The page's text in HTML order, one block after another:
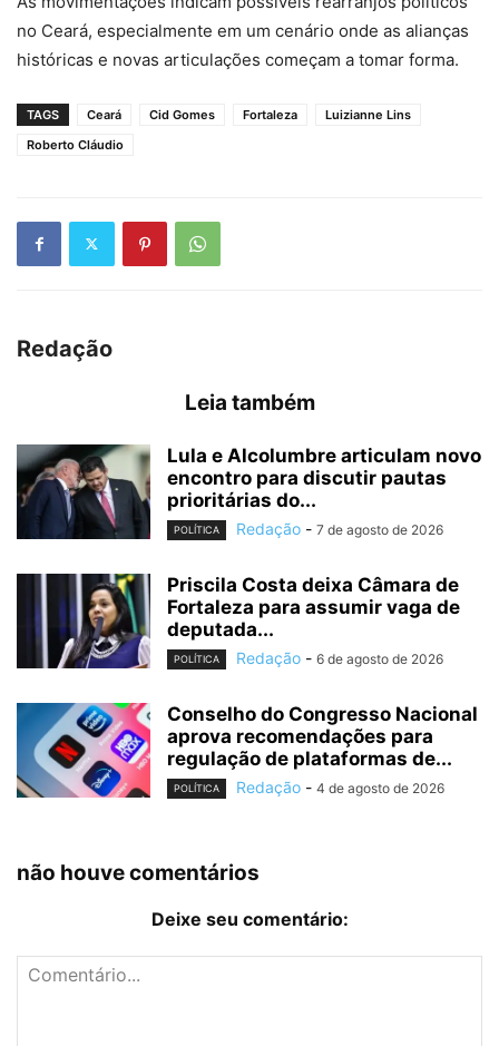
no Ceará, especialmente em um cenário onde as alianças
históricas e novas articulações começam a tomar forma.
TAGS Ceará Cid Gomes Fortaleza
Luizianne Lins
Roberto Cláudio
Redação
Leia também
Lula e Alcolumbre articulam novo
encontro para discutir pautas
prioritárias do...
POLÍTICA Redação - 7 de agosto de 2026
Priscila Costa deixa Câmara de
Fortaleza para assumir vaga de
deputada...
POLÍTICA Redação - 6 de agosto de 2026
Conselho do Congresso Nacional
aprova recomendações para
regulação de plataformas de...
POLÍTICA Redação - 4 de agosto de 2026
não houve comentários
Deixe seu comentário: